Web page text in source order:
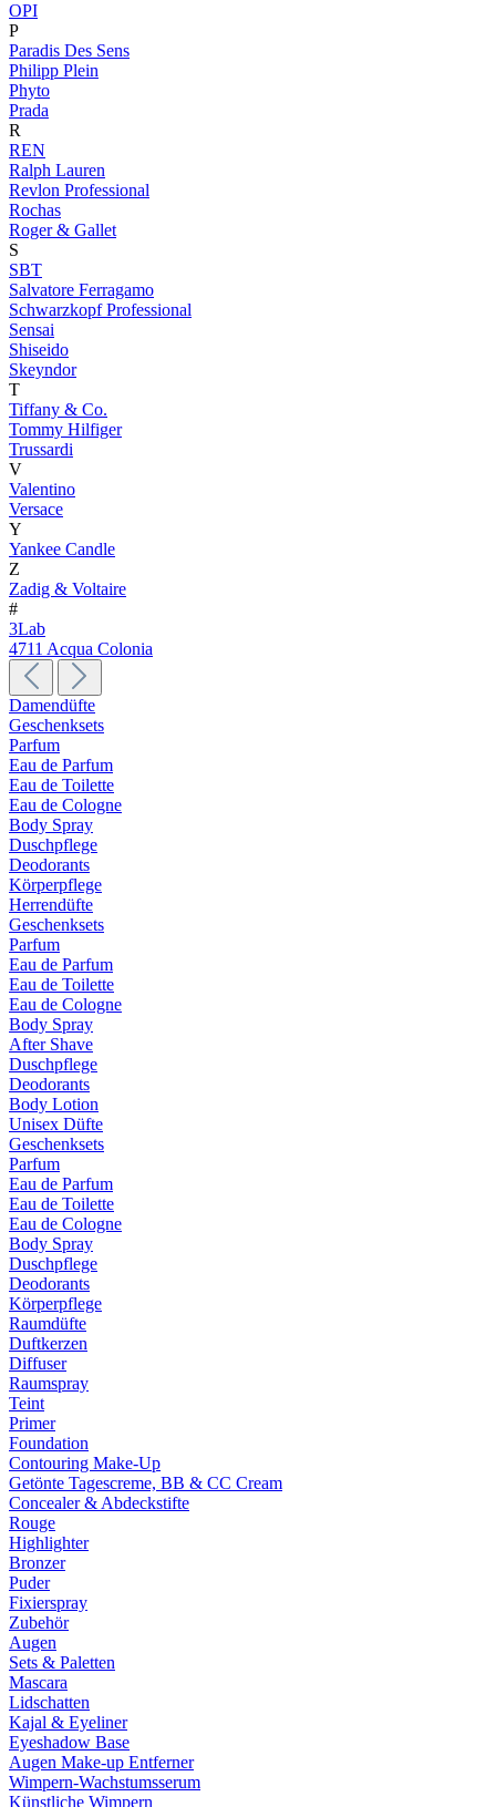
OPI
P
Paradis Des Sens
Philipp Plein
Phyto
Prada
R
REN
Ralph Lauren
Revlon Professional
Rochas
Roger & Gallet
S
SBT
Salvatore Ferragamo
Schwarzkopf Professional
Sensai
Shiseido
Skeyndor
T
Tiffany & Co.
Tommy Hilfiger
Trussardi
V
Valentino
Versace
Y
Yankee Candle
Z
Zadig & Voltaire
#
3Lab
4711 Acqua Colonia
Damendüfte
Geschenksets
Parfum
Eau de Parfum
Eau de Toilette
Eau de Cologne
Body Spray
Duschpflege
Deodorants
Körperpflege
Herrendüfte
Geschenksets
Parfum
Eau de Parfum
Eau de Toilette
Eau de Cologne
Body Spray
After Shave
Duschpflege
Deodorants
Body Lotion
Unisex Düfte
Geschenksets
Parfum
Eau de Parfum
Eau de Toilette
Eau de Cologne
Body Spray
Duschpflege
Deodorants
Körperpflege
Raumdüfte
Duftkerzen
Diffuser
Raumspray
Teint
Primer
Foundation
Contouring Make-Up
Getönte Tagescreme, BB & CC Cream
Concealer & Abdeckstifte
Rouge
Highlighter
Bronzer
Puder
Fixierspray
Zubehör
Augen
Sets & Paletten
Mascara
Lidschatten
Kajal & Eyeliner
Eyeshadow Base
Augen Make-up Entferner
Wimpern-Wachstumsserum
Künstliche Wimpern